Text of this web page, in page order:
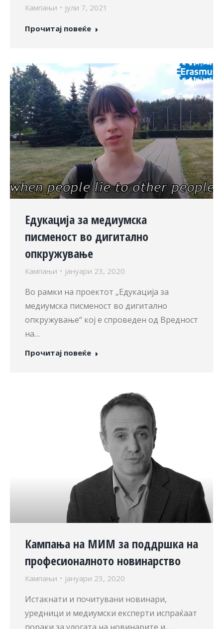
Кампањи јули 7, 2021
Прочитај повеќе
Едукација за медиумска
писменост во дигитално
опкружување
Кампањи јануари 23, 2020
Во рамки на проектот „Едукација за
медиумска писменост во дигитално
опкружување“ кој е спроведен од Вредност
на…
Прочитај повеќе
Кампања на МИМ за поддршка на
професионалното новинарство
Кампањи јануари 23, 2020
Истакнати и почитувани новинари,
уредници и медиумски експерти испраќаат